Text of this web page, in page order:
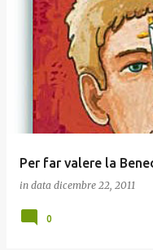
Per far valere la
in data dicembre 22, 2011
0